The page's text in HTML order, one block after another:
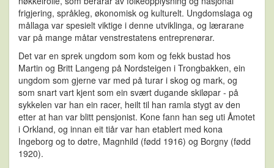
frigjering, språkleg, økonomisk og kulturelt. Ungdomslaga og
mållaga var spesielt viktige i denne utviklinga, og lærarane
var på mange måtar venstrestatens entreprenørar.
Det var en sprek ungdom som kom og fekk bustad hos
Martin og Britt Langeng på Nordsteigen i Trongbakken, ein
ungdom som gjerne var med på turar i skog og mark, og
som snart vart kjent som ein svært dugande skiløpar - på
sykkelen var han ein racer, heilt til han ramla stygt av den
etter at han var blitt pensjonist. Kone fann han seg uti Åmotet
i Orkland, og innan eit tiår var han etablert med kona
Ingeborg og to døtre, Magnhild (fødd 1916) og Borgny (fødd
1920).